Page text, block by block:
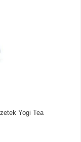
Yogi Tea